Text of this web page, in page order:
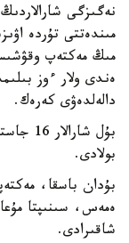
نەگىزگى
مىڭ مەكتەپ
ەندى ولار ءوز
دالەلدەۋى كەرەك.
بۇل
بولادى.
بۇدان باسقا،
ەمەس، سىنىپتا
شاقىرادى.